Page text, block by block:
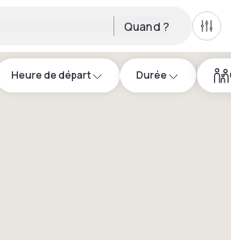
Quand ?
Heure de départ Durée